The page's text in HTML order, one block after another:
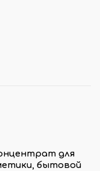
для
бытовой